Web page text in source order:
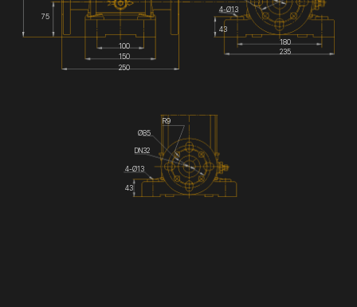
75
100
150
250
180
235
43
4-Ø13
DN32
R9
Ø85
4-Ø13
43